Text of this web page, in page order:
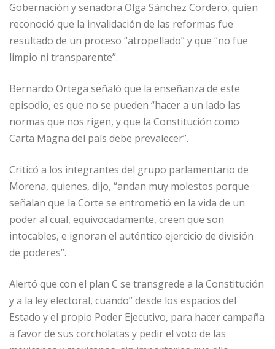
Gobernación y senadora Olga Sánchez Cordero, quien
reconoció que la invalidación de las reformas fue
resultado de un proceso “atropellado” y que “no fue
limpio ni transparente”.
Bernardo Ortega señaló que la enseñanza de este
episodio, es que no se pueden “hacer a un lado las
normas que nos rigen, y que la Constitución como
Carta Magna del país debe prevalecer”.
Criticó a los integrantes del grupo parlamentario de
Morena, quienes, dijo, “andan muy molestos porque
señalan que la Corte se entrometió en la vida de un
poder al cual, equivocadamente, creen que son
intocables, e ignoran el auténtico ejercicio de división
de poderes”.
Alertó que con el plan C se transgrede a la Constitución
y a la ley electoral, cuando” desde los espacios del
Estado y el propio Poder Ejecutivo, para hacer campaña
a favor de sus corcholatas y pedir el voto de las